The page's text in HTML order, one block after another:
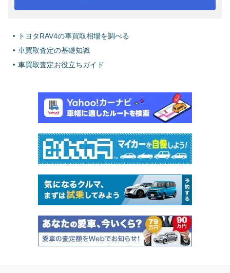
トヨタRAV4の車買取相場を調べる
車買取査定の基礎知識
車買取査定お役立ちガイド